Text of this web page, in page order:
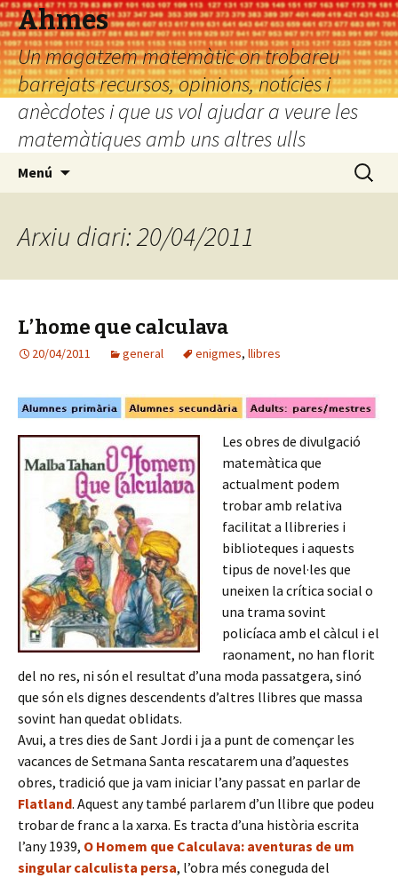
Ahmes
Un magatzem matemàtic on trobareu
barrejats recursos, opinions, notícies i
anècdotes i que us vol ajudar a veure les
matemàtiques amb uns altres ulls
Menú Cerca:
Arxiu diari: 20/04/2011
L’home que calculava
20/04/2011 general enigmes, llibres
Les obres de divulgació
matemàtica que
actualment podem
trobar amb relativa
facilitat a llibreries i
biblioteques i aquests
tipus de novel·les que
uneixen la crítica social o
una trama sovint
policíaca amb el càlcul i el
raonament, no han florit
del no res, ni són el resultat d’una moda passatgera, sinó
que són els dignes descendents d’altres llibres que massa
sovint han quedat oblidats.
Avui, a tres dies de Sant Jordi i ja a punt de començar les
vacances de Setmana Santa rescatarem una d’aquestes
obres, tradició que ja vam iniciar l’any passat en parlar de
Flatland. Aquest any també parlarem d’un llibre que podeu
trobar de franc a la xarxa. Es tracta d’una història escrita
l’any 1939, O Homem que Calculava: aventuras de um
singular calculista persa, l’obra més coneguda del